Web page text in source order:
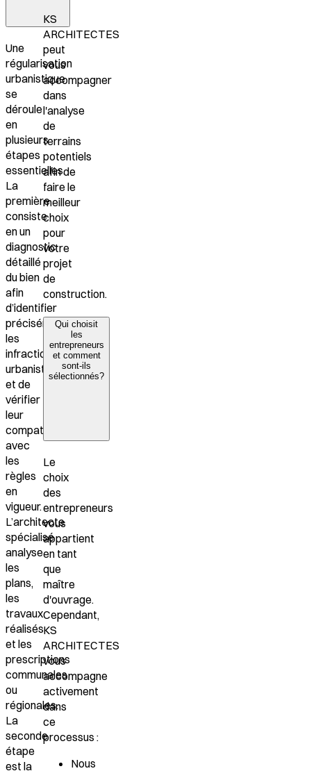
Une
régularisation
urbanistique
se
déroule
en
plusieurs
étapes
essentielles.
La
première
consiste
en un
diagnostic
détaillé
du bien
afin
d’identifier
précisément
les
infractions
urbanistiques
et de
vérifier
leur
compatibilité
avec
les
règles
en
vigueur.
L’architecte
spécialisé
analyse
les
plans,
les
travaux
réalisés
et les
prescriptions
communales
ou
régionales.
La
seconde
étape
est la
KS
ARCHITECTES
peut
vous
accompagner
dans
l'analyse
de
terrains
potentiels
afin de
faire le
meilleur
choix
pour
votre
projet
de
construction.
Qui choisit
les
entrepreneurs
et comment
sont-ils
sélectionnés?
Le
choix
des
entrepreneurs
vous
appartient
en tant
que
maître
d'ouvrage.
Cependant,
KS
ARCHITECTES
vous
accompagne
activement
dans
ce
processus :
Nous